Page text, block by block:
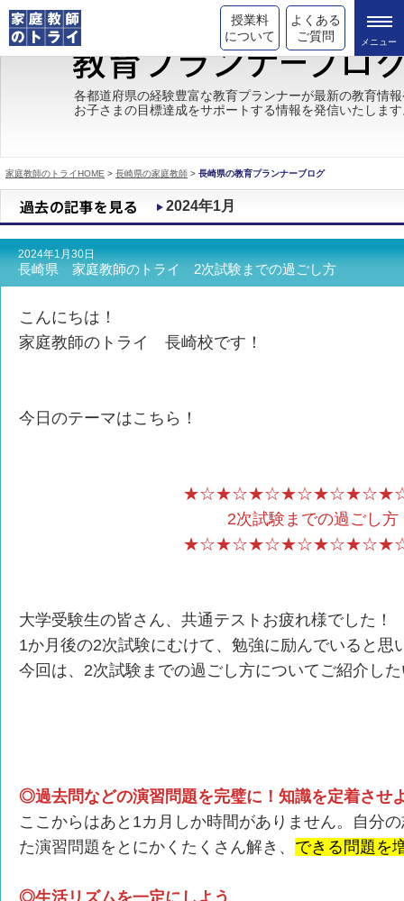
授業料
について
よくある
ご質問
トライの教育理念
成績が上がる理由
都道府県別情報
合格体験談
キャンペーン情報
各都道府県の経験豊富な教育プランナーが最新の教育情
お子さまの目標達成をサポートする情報を発信いたしま
家庭教師のトライHOME > 長崎県の家庭教師 > 長崎県の教育プランナーブログ
2024年1月
2024年1月30日
長崎県 家庭教師のトライ 2次試験までの過ごし方
こんにちは！
家庭教師のトライ 長崎校です！
今日のテーマはこちら！
2次試験までの過ごし方
大学受験生の皆さん、共通テストお疲れ様でした！
1か月後の2次試験にむけて、勉強に励んでいると思
今回は、2次試験までの過ごし方についてご紹介し
◎過去問などの演習問題を完璧に！知識を定着させ
ここからはあと1カ月しか時間がありません。自分
た演習問題をとにかくたくさん解き、 できる問題を
◎生活リズムを一定にしよう